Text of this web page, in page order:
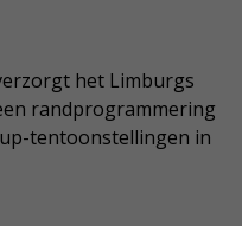
het Limburgs
randprogrammering
tentoonstellingen in